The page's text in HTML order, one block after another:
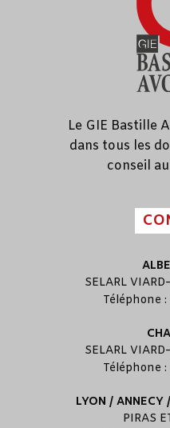
Le GIE Bastille
dans tous les
conseil
SELARL VIARD
Téléphone
SELARL VIARD
Téléphone
LYON / ANNECY
PIRAS